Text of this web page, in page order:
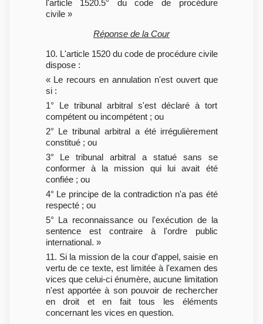
l'article 1520.5° du code de procédure
civile »
Réponse de la Cour
10. L'article 1520 du code de procédure civile
dispose :
« Le recours en annulation n'est ouvert que
si :
1° Le tribunal arbitral s'est déclaré à tort
compétent ou incompétent ; ou
2° Le tribunal arbitral a été irrégulièrement
constitué ; ou
3° Le tribunal arbitral a statué sans se
conformer à la mission qui lui avait été
confiée ; ou
4° Le principe de la contradiction n'a pas été
respecté ; ou
5° La reconnaissance ou l'exécution de la
sentence est contraire à l'ordre public
international. »
11. Si la mission de la cour d'appel, saisie en
vertu de ce texte, est limitée à l'examen des
vices que celui-ci énumère, aucune limitation
n'est apportée à son pouvoir de rechercher
en droit et en fait tous les éléments
concernant les vices en question.